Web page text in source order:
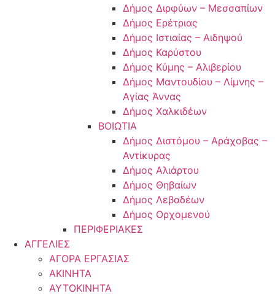
Δήμος Διρφύων – Μεσσαπίων
Δήμος Ερέτριας
Δήμος Ιστιαίας – Αιδηψού
Δήμος Καρύστου
Δήμος Κύμης – Αλιβερίου
Δήμος Μαντουδίου – Λίμνης –
Αγίας Άννας
Δήμος Χαλκιδέων
ΒΟΙΩΤΙΑ
Δήμος Διστόμου – Αράχοβας –
Αντίκυρας
Δήμος Αλιάρτου
Δήμος Θηβαίων
Δήμος Λεβαδέων
Δήμος Ορχομενού
ΠΕΡΙΦΕΡΙΑΚΕΣ
ΑΓΓΕΛΙΕΣ
ΑΓΟΡΑ ΕΡΓΑΣΙΑΣ
ΑΚΙΝΗΤΑ
ΑΥΤΟΚΙΝΗΤΑ